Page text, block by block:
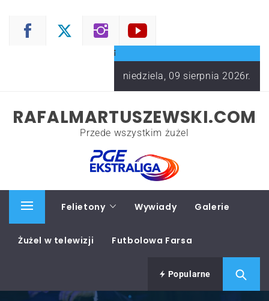
niedziela, 09 sierpnia 2026r.
RAFALMARTUSZEWSKI.COM
Przede wszystkim żużel
Primary
Start Felietony Wywiady Galerie
Żużel w telewizji Futbolowa Farsa
Popularne